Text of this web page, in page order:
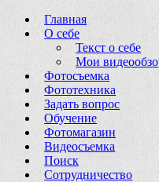
Главная
О себе
Текст о себе
Мои
Фотосъемка
Фототехника
Задать вопрос
Обучение
Фотомагазин
Видеосъемка
Поиск
Сотрудничество